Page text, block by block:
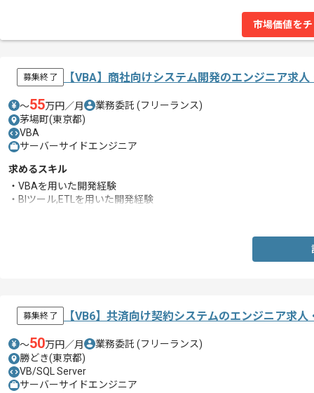
市場価値を
募集終了 【VBA】商社向けシステム開発のエンジニア求人
〜55万円／月 業務委託 (フリーランス)
茅場町(東京都)
VBA
サーバーサイドエンジニア
求めるスキル
・VBAを用いた開発経験
・BIツール,ETLを用いた開発経験
募集終了 【VB6】共済向け契約システムのエンジニア求人
〜50万円／月 業務委託 (フリーランス)
勝どき(東京都)
VB/SQL Server
サーバーサイドエンジニア